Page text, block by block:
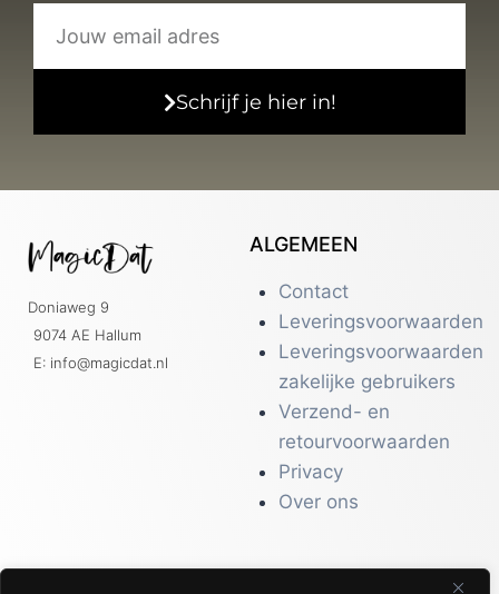
Schrijf je hier in!
Doniaweg 9
9074 AE Hallum
E: info@magicdat.nl
ALGEMEEN
Contact
Leveringsvoorwaarden
Leveringsvoorwaarden
zakelijke gebruikers
Verzend- en
retourvoorwaarden
Privacy
Over ons